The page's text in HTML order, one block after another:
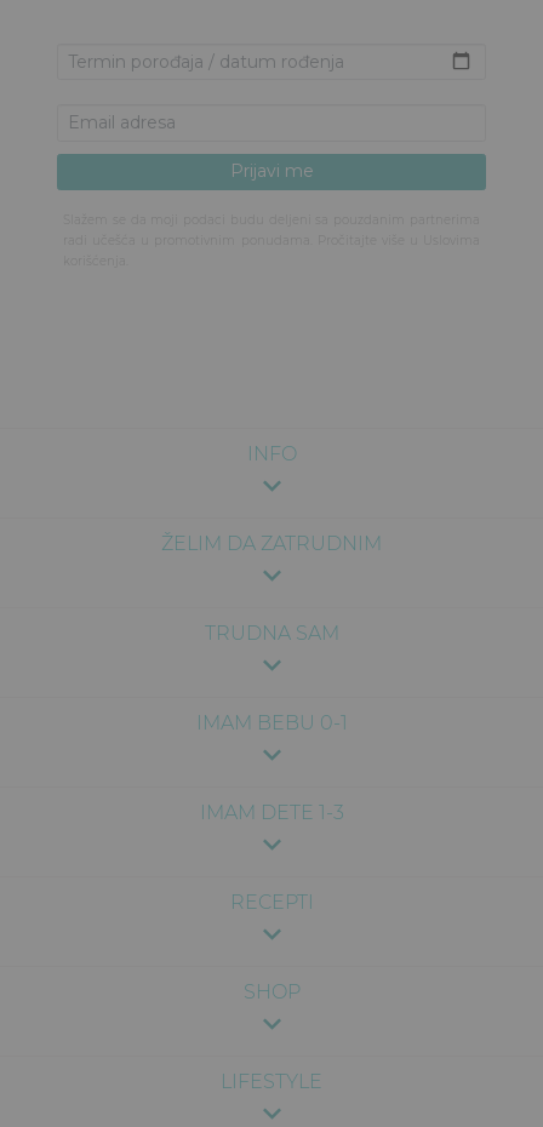
INFO
ŽELIM DA ZATRUDNIM
TRUDNA SAM
IMAM BEBU 0-1
IMAM DETE 1-3
RECEPTI
SHOP
LIFESTYLE